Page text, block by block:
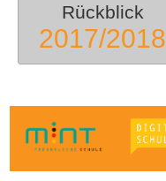
Rückblick
2017/2018